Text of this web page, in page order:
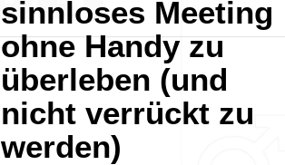
sinnloses Meeting
ohne Handy zu
überleben (und
nicht verrückt zu
werden)